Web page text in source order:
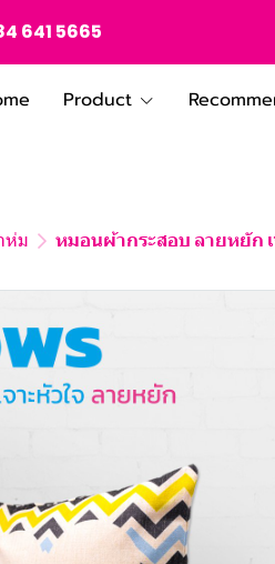
641 5665
Product
ห่ม หมอนผ้ากระสอบ ลายหยัก